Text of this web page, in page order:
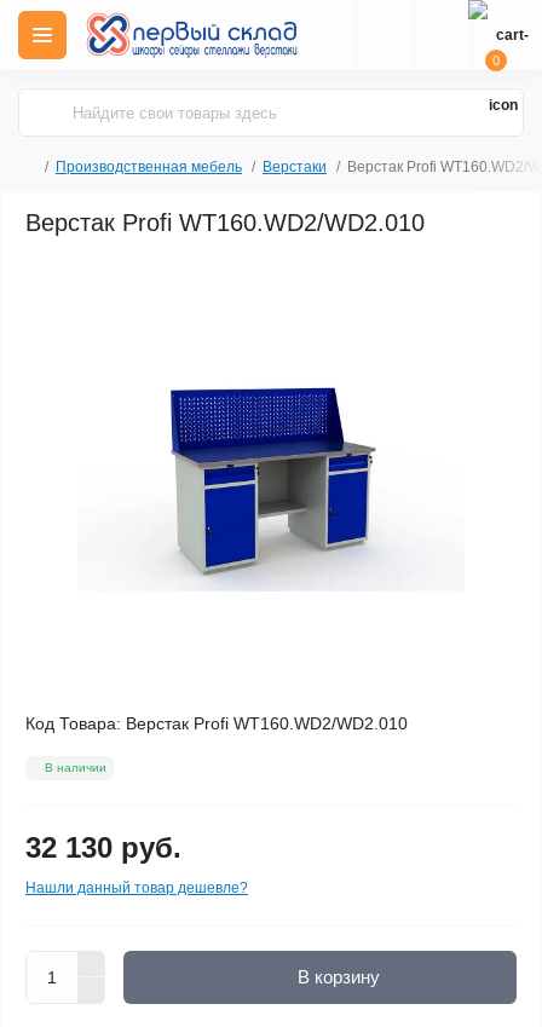
0
Производственная мебель Верстаки Верстак Profi WT160.WD2/
Верстак Profi WT160.WD2/WD2.010
Код Товара: Верстак Profi WT160.WD2/WD2.010
В наличии
32 130 руб.
Нашли данный товар дешевле?
В корзину